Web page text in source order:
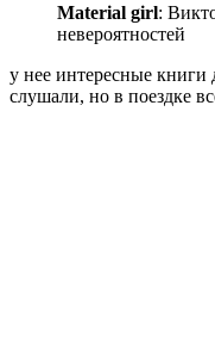
Material girl:
невероятностей
у нее интересные
слушали, но в поездке